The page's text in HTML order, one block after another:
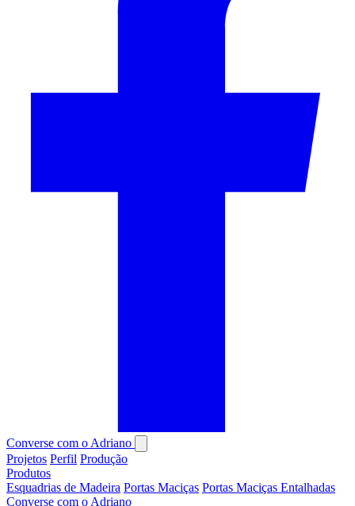
Converse com o Adriano
Projetos Perfil Produção
Produtos
Esquadrias de Madeira Portas Maciças Portas Maciças Entalhadas
Converse com o Adriano